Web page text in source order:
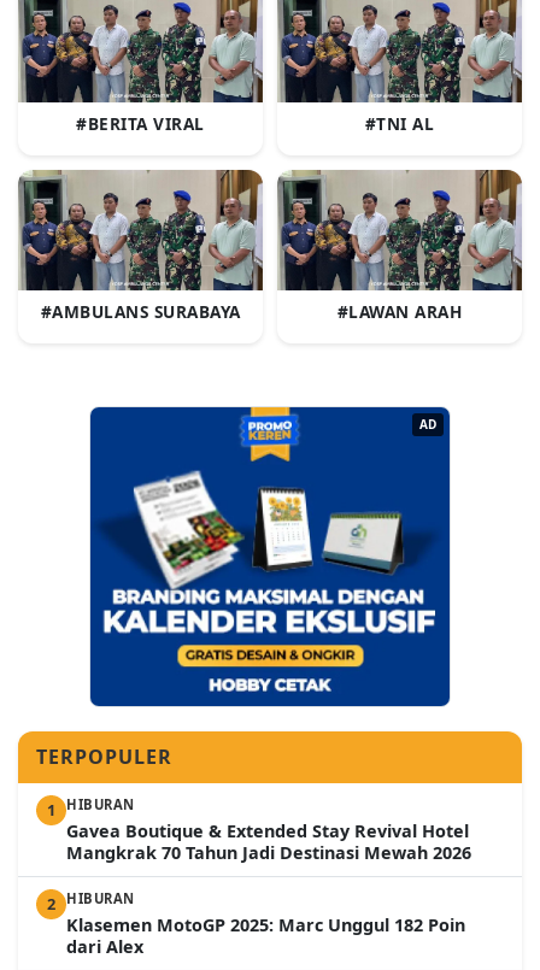
#BERITA VIRAL #TNI AL
#AMBULANS SURABAYA #LAWAN ARAH
AD
TERPOPULER
1 HIBURAN
Gavea Boutique & Extended Stay Revival Hotel
Mangkrak 70 Tahun Jadi Destinasi Mewah 2026
2 HIBURAN
Klasemen MotoGP 2025: Marc Unggul 182 Poin
dari Alex